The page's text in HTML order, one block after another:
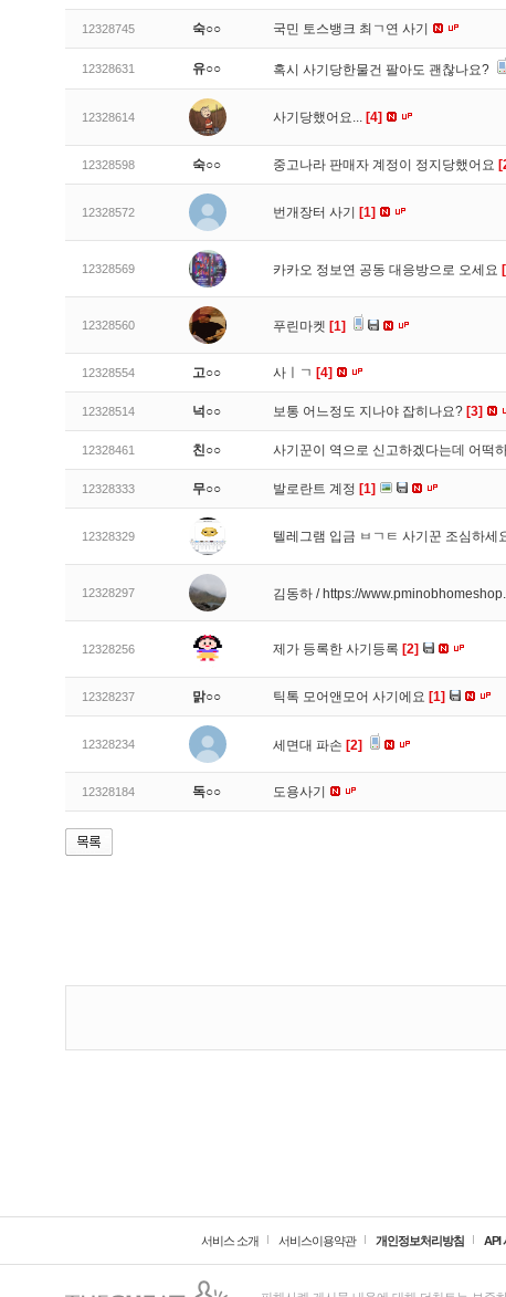
12328745 숙○○ 국민 토스뱅크 최ㄱ연 사기
12328631 유○○ 혹시 사기당한물건 팔아도 괜찮나요?
12328614 사기당했어요... [4]
12328598 숙○○ 중고나라 판매자 계정이 정지당했어요
12328572 번개장터 사기 [1]
12328569 카카오 정보연 공동 대응방으로 오세요
12328560 푸린마켓 [1]
12328554 고○○ 사ㅣㄱ [4]
12328514 넉○○ 보통 어느정도 지나야 잡히나요? [3]
12328461 친○○ 사기꾼이 역으로 신고하겠다는데 어떡
12328333 무○○ 발로란트 계정 [1]
12328329 텔레그램 입금 ㅂㄱㅌ 사기꾼 조심하세
12328297 김동하 / https://
12328256 제가 등록한 사기등록 [2]
12328237 맑○○ 틱톡 모어앤모어 사기에요 [1]
12328234 세면대 파손 [2]
12328184 독○○ 도용사기
서비스 소개 서비스이용약관 개인정보처리방침 API